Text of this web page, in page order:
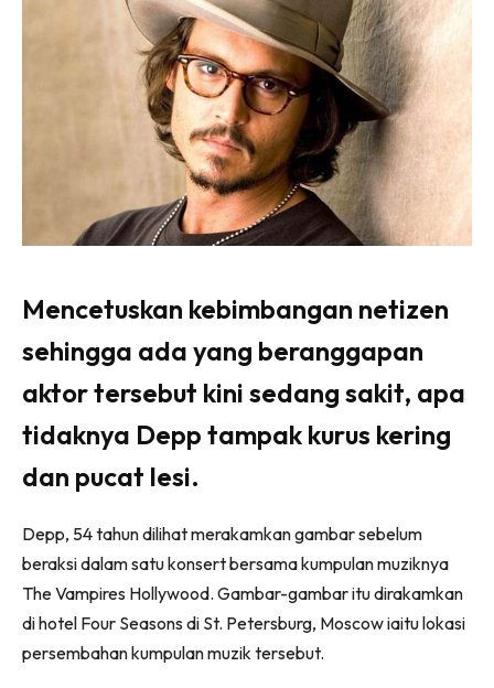
Mencetuskan kebimbangan netizen
sehingga ada yang beranggapan
aktor tersebut kini sedang sakit, apa
tidaknya Depp tampak kurus kering
dan pucat lesi.
Depp, 54 tahun dilihat merakamkan gambar sebelum
beraksi dalam satu konsert bersama kumpulan muziknya
The Vampires Hollywood. Gambar-gambar itu dirakamkan
di hotel Four Seasons di St. Petersburg, Moscow iaitu lokasi
persembahan kumpulan muzik tersebut.